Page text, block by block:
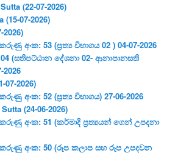
(22-07-2026)
(15-07-2026)
2026)
අංක: 53 (ප්‍ර‍ත්‍ය විභාගය 02 ) 04-07-2026
(සතිපට්ඨාන දේශනා 02- ආනාපානසති
2026
07-2026)
අංක: 52 (ප්‍ර‍ත්‍ය විභාගය) 27-06-2026
(24-06-2026)
අංක: 51 (කර්මාදි ප්‍ර‍ත්‍යයන් ගෙන් උපදනා
අංක: 50 (රූප කලාප සහ රූප උපදවන